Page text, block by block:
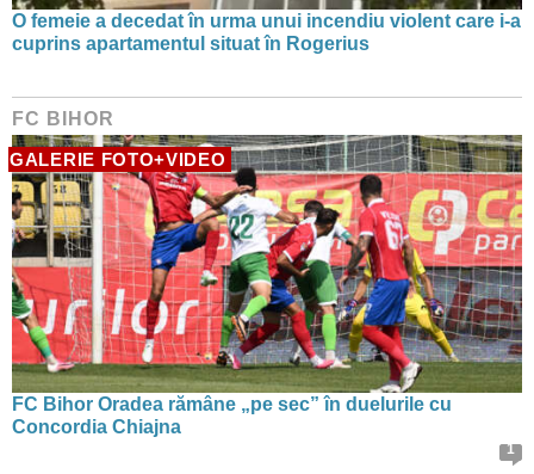
O femeie a decedat în urma unui incendiu violent care i-a
cuprins apartamentul situat în Rogerius
FC BIHOR
GALERIE FOTO+VIDEO
FC Bihor Oradea rămâne „pe sec” în duelurile cu
Concordia Chiajna
1